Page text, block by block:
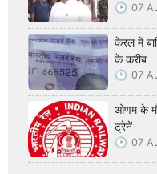
07
केरल में
के करीब
07
ओणम के
ट्रेनें
07